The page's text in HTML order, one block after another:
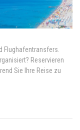
Flughafentransfers.
Reservieren
Sie Ihre Reise zu